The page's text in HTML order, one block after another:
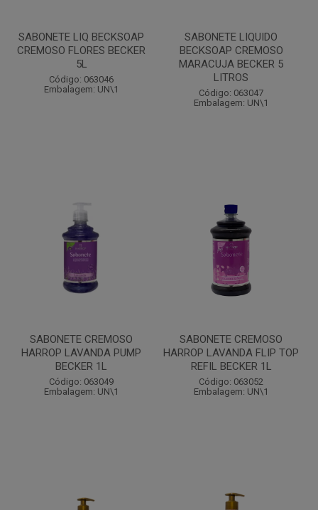
SABONETE LIQ BECKSOAP
CREMOSO FLORES BECKER
5L
Código: 063046
Embalagem: UN\1
SABONETE LIQUIDO
BECKSOAP CREMOSO
MARACUJA BECKER 5
LITROS
Código: 063047
Embalagem: UN\1
SABONETE CREMOSO
HARROP LAVANDA PUMP
BECKER 1L
Código: 063049
Embalagem: UN\1
SABONETE CREMOSO
HARROP LAVANDA FLIP TOP
REFIL BECKER 1L
Código: 063052
Embalagem: UN\1